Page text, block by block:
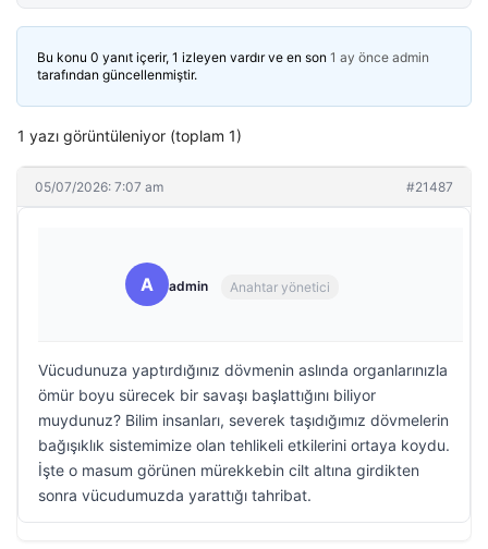
Bu konu 0 yanıt içerir, 1 izleyen vardır ve en son 1 ay önce admin
tarafından güncellenmiştir.
1 yazı görüntüleniyor (toplam 1)
05/07/2026: 7:07 am #21487
A admin Anahtar yönetici
Vücudunuza yaptırdığınız dövmenin aslında organlarınızla
ömür boyu sürecek bir savaşı başlattığını biliyor
muydunuz? Bilim insanları, severek taşıdığımız dövmelerin
bağışıklık sistemimize olan tehlikeli etkilerini ortaya koydu.
İşte o masum görünen mürekkebin cilt altına girdikten
sonra vücudumuzda yarattığı tahribat.